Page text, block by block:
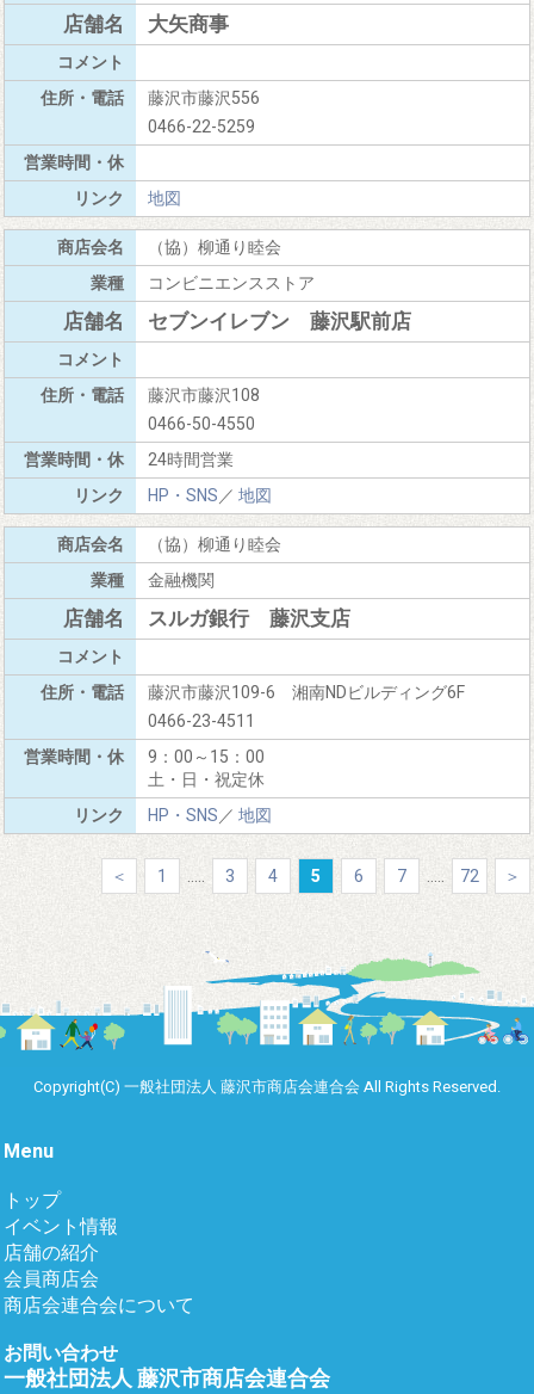
大矢商事
藤沢市藤沢556
0466-22-5259
地図
（協）柳通り睦会
コンビニエンスストア
セブンイレブン 藤沢駅前店
藤沢市藤沢108
0466-50-4550
24時間営業
HP・SNS／ 地図
（協）柳通り睦会
金融機関
スルガ銀行 藤沢支店
藤沢市藤沢109-6 湘南NDビルディング6F
0466-23-4511
9：00～15：00
土・日・祝定休
HP・SNS／ 地図
＜ 1 ..... 3 4 5 6 7 ..... 72 ＞
Copyright(C) 一般社団法人 藤沢市商店会連合会 All Rights Reserved.
Menu
トップ
イベント情報
店舗の紹介
会員商店会
商店会連合会について
お問い合わせ
一般社団法人 藤沢市商店会連合会